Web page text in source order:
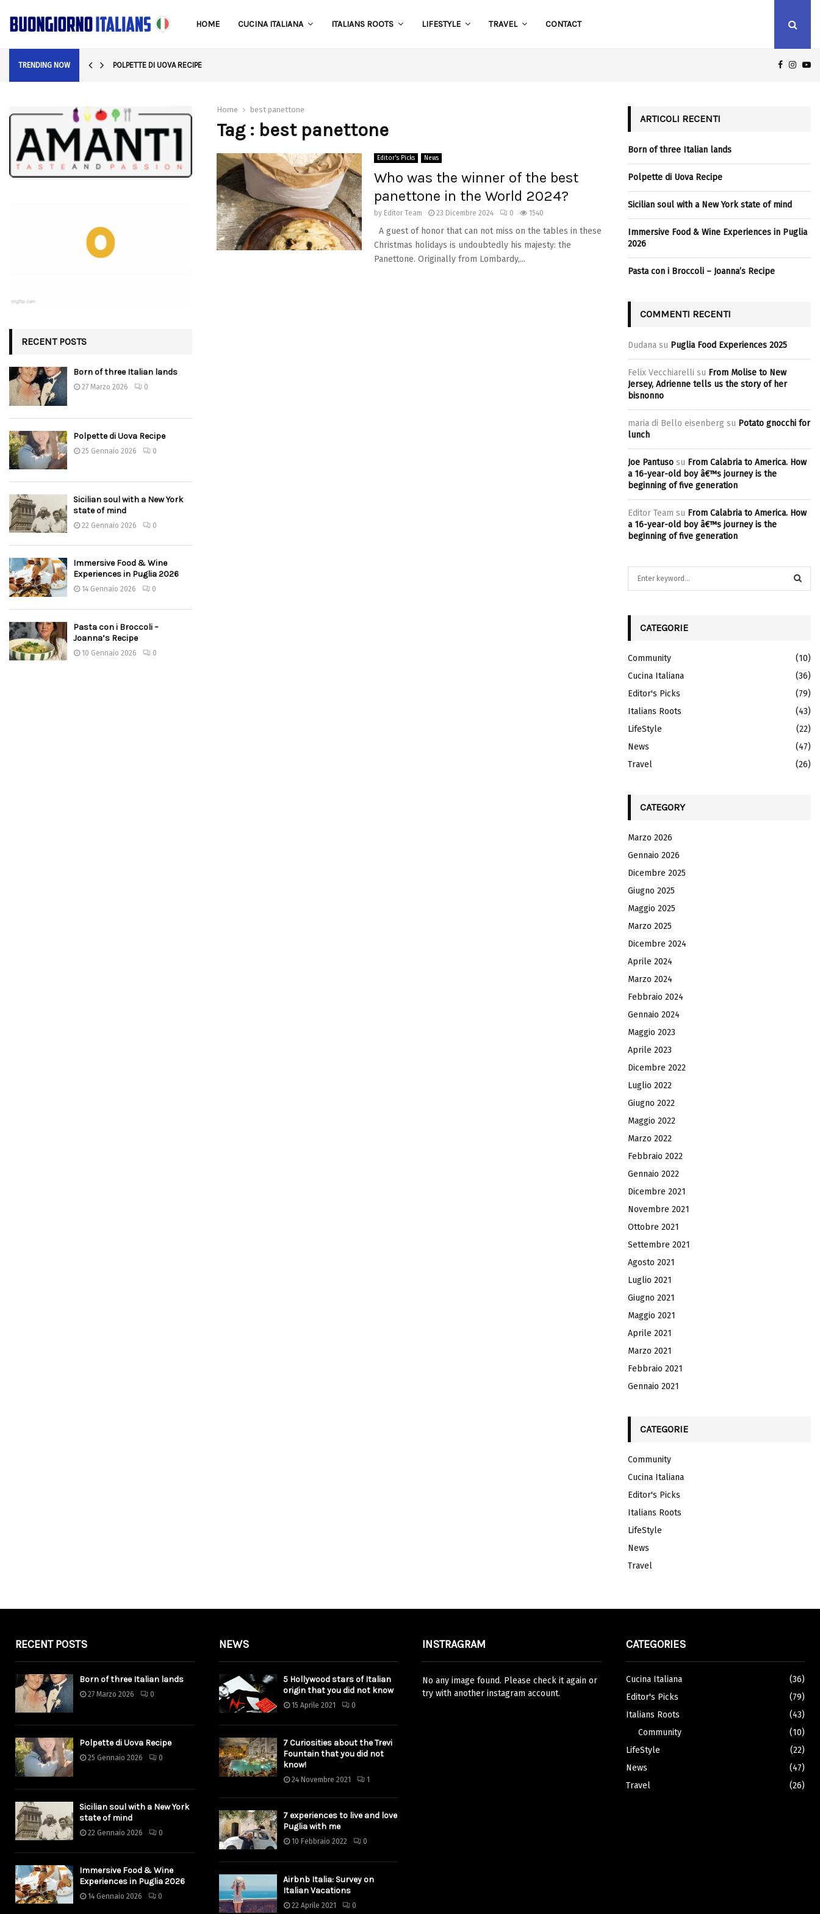
HOME CUCINA ITALIANA ITALIANS ROOTS LIFESTYLE TRAVEL CONTACT
TRENDING NOW POLPETTE DI UOVA RECIPE
Home best panettone
Tag : best panettone
Editor's Picks News
Who was the winner of the best
panettone in the World 2024?
by Editor Team 23 Dicembre 2024 0 1540
A guest of honor that can not miss on the tables in these
Christmas holidays is undoubtedly his majesty: the
Panettone. Originally from Lombardy,...
RECENT POSTS
Born of three Italian lands
27 Marzo 2026 0
Polpette di Uova Recipe
25 Gennaio 2026 0
Sicilian soul with a New York
state of mind
22 Gennaio 2026 0
Immersive Food & Wine
Experiences in Puglia 2026
14 Gennaio 2026 0
Pasta con i Broccoli –
Joanna’s Recipe
10 Gennaio 2026 0
ARTICOLI RECENTI
Born of three Italian lands
Polpette di Uova Recipe
Sicilian soul with a New York state of mind
Immersive Food & Wine Experiences in Puglia
2026
Pasta con i Broccoli – Joanna’s Recipe
COMMENTI RECENTI
Dudana su Puglia Food Experiences 2025
Felix Vecchiarelli su From Molise to New
Jersey, Adrienne tells us the story of her
bisnonno
maria di Bello eisenberg su Potato gnocchi for
lunch
Joe Pantuso su From Calabria to America. How
a 16-year-old boy â€™s journey is the
beginning of five generation
Editor Team su From Calabria to America. How
a 16-year-old boy â€™s journey is the
beginning of five generation
o
r
:
A
R
C
H
CATEGORIE
Community
(10)
Cucina Italiana
(36)
Editor's Picks
(79)
Italians Roots
(43)
LifeStyle
(22)
News
(47)
Travel
(26)
CATEGORY
Marzo 2026
Gennaio 2026
Dicembre 2025
Giugno 2025
Maggio 2025
Marzo 2025
Dicembre 2024
Aprile 2024
Marzo 2024
Febbraio 2024
Gennaio 2024
Maggio 2023
Aprile 2023
Dicembre 2022
Luglio 2022
Giugno 2022
Maggio 2022
Marzo 2022
Febbraio 2022
Gennaio 2022
Dicembre 2021
Novembre 2021
Ottobre 2021
Settembre 2021
Agosto 2021
Luglio 2021
Giugno 2021
Maggio 2021
Aprile 2021
Marzo 2021
Febbraio 2021
Gennaio 2021
CATEGORIE
Community
Cucina Italiana
Editor's Picks
Italians Roots
LifeStyle
News
Travel
RECENT POSTS
Born of three Italian lands
27 Marzo 2026 0
Polpette di Uova Recipe
25 Gennaio 2026 0
Sicilian soul with a New York
state of mind
22 Gennaio 2026 0
Immersive Food & Wine
Experiences in Puglia 2026
14 Gennaio 2026 0
NEWS
5 Hollywood stars of Italian
origin that you did not know
15 Aprile 2021 0
7 Curiosities about the Trevi
Fountain that you did not
know!
24 Novembre 2021 1
7 experiences to live and love
Puglia with me
10 Febbraio 2022 0
Airbnb Italia: Survey on
Italian Vacations
22 Aprile 2021 0
INSTRAGRAM
No any image found. Please check it again or
try with another instagram account.
CATEGORIES
Cucina Italiana
(36)
Editor's Picks
(79)
Italians Roots
(43)
Community
(10)
LifeStyle
(22)
News
(47)
Travel
(26)